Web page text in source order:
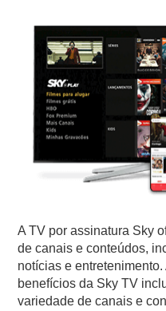
A TV por assinatura Sky
de canais e conteúdos,
notícias e
benefícios da Sky TV
variedade de canais e